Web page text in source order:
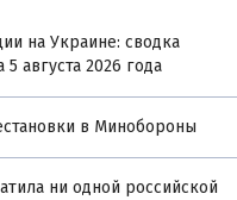
на Украине: сводка
августа 2026 года
в Минобороны
ни одной российской